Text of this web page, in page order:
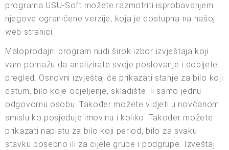
programa USU-Soft možete razmotriti isprobavanjem
njegove ograničene verzije, koja je dostupna na našoj
web stranici.
Maloprodajni program nudi širok izbor izvještaja koji
vam pomažu da analizirate svoje poslovanje i dobijete
pregled. Osnovni izvještaj će prikazati stanje za bilo koji
datum, bilo koje odjeljenje, skladište ili samo jednu
odgovornu osobu. Također možete vidjeti u novčanom
smislu ko posjeduje imovinu i koliko. Također možete
prikazati naplatu za bilo koji period, bilo za svaku
stavku posebno ili za cijele grupe i podgrupe. Izveštaj